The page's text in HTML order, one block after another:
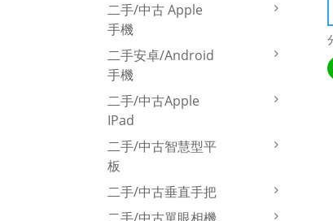
二手/中古 Apple
手機
二手安卓/Android
手機
二手/中古Apple
IPad
二手/中古智慧型平
板
二手/中古垂直手把